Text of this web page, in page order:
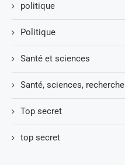
politique
Politique
Santé et sciences
Santé, sciences, recherche
Top secret
top secret